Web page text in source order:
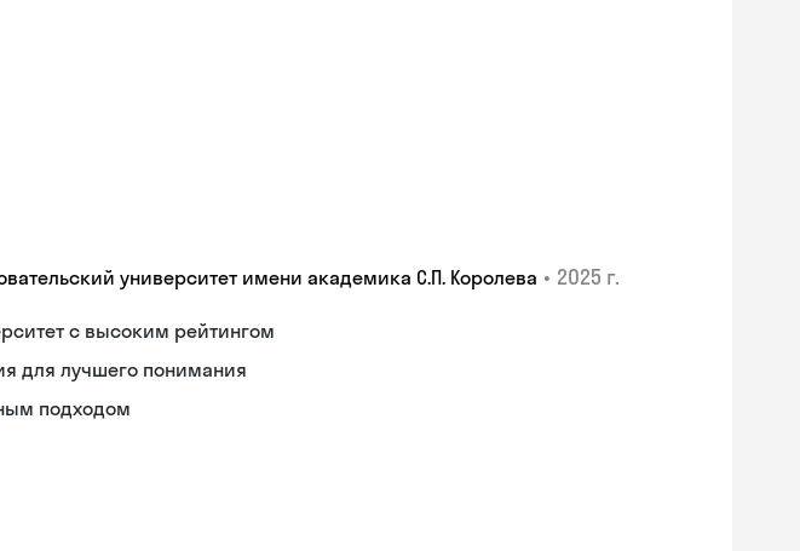
университет имени академика С.П. Королева • 2025 г.
с высоким рейтингом
для лучшего понимания
подходом